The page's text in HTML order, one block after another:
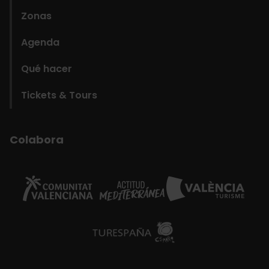
Zonas
Agenda
Qué hacer
Tickets & Tours
Colabora